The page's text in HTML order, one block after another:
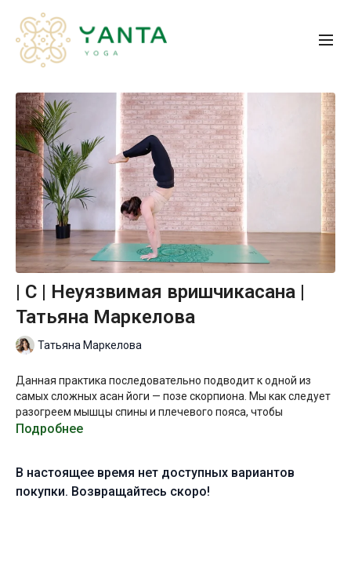
| С | Неуязвимая вришчикасана |
Татьяна Маркелова
Татьяна Маркелова
Данная практика последовательно подводит к одной из
самых сложных асан йоги — позе скорпиона. Мы как следует
разогреем мышцы спины и плечевого пояса, чтобы
подготовиться к выполнению этой глубокой формы.
вы можете хорошо контролировать поясницу в глубоком
прогибе и можете выполнять ровную стойку на руках или на
Подробнее
В настоящее время нет доступных вариантов
покупки. Возвращайтесь скоро!